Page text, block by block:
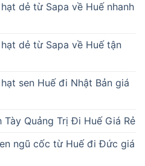
dẻ từ Sapa về Huế nhanh
dẻ từ Sapa về Huế tận
sen Huế đi Nhật Bản giá
Tày Quảng Trị Đi Huế Giá Rẻ
ngũ cốc từ Huế đi Đức giá